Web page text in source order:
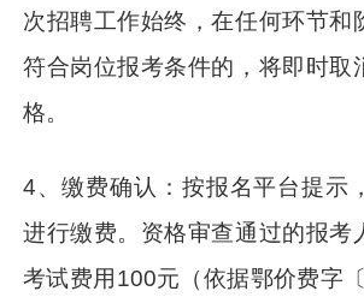
次招聘工作始终，在任何环节和
符合岗位报考条件的，将即时取
格。
4、缴费确认：按报名平台提示
进行缴费。资格审查通过的报考
考试费用100元（依据鄂价费字